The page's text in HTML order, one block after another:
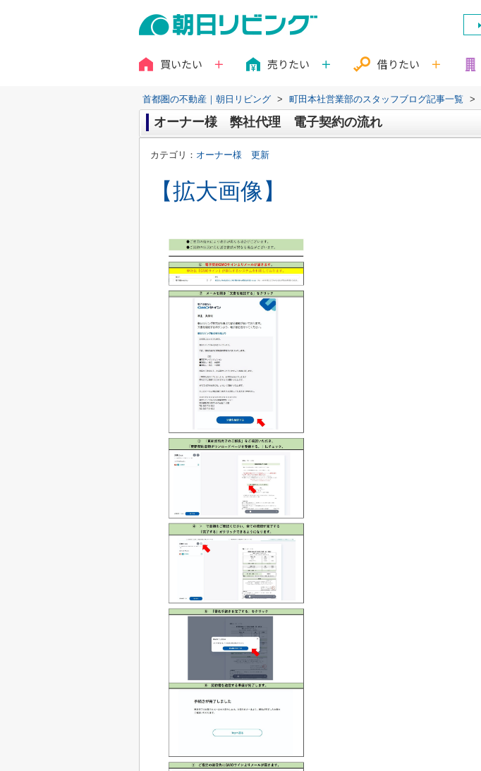
買いたい 売りたい 借りたい
首都圏の不動産｜朝日リビング > 町田本社営業部のスタッフブログ記事一覧 >
オーナー様 弊社代理 電子契約の流れ
カテゴリ： オーナー様 更新
【拡大画像】